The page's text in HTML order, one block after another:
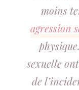
moins
agression
sexuelle
de